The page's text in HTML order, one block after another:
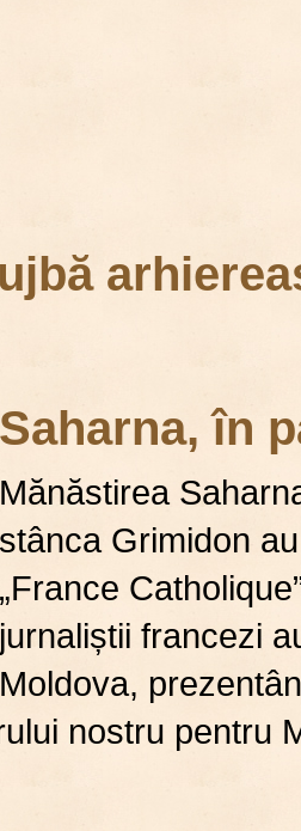
Saharna, în
​Mănăstirea
stânca Grimidon
„France
jurnaliștii francezi
Moldova,
nostru pentru